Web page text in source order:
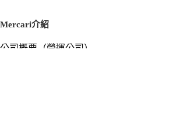
Mercari介紹
公司概要（營運公司）